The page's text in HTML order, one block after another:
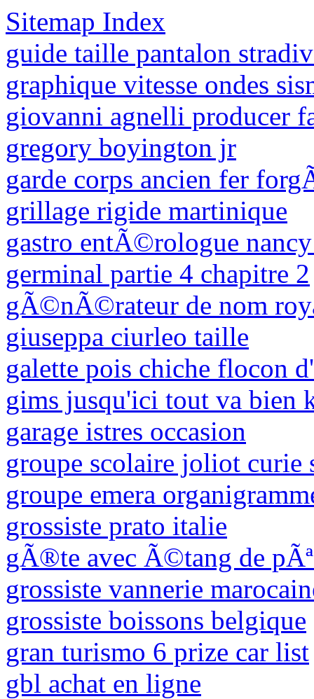
Sitemap Index
guide taille pantalon
graphique vitesse ondes
giovanni agnelli producer
gregory boyington jr
garde corps ancien fer
grillage rigide martinique
gastro entÃ©rologue
germinal partie 4 chapitre 2
gÃ©nÃ©rateur de nom
giuseppa ciurleo taille
galette pois chiche flocon
gims jusqu'ici tout va bien
garage istres occasion
groupe scolaire joliot curie
groupe emera
grossiste prato italie
gÃ®te avec Ã©tang de
grossiste vannerie
grossiste boissons belgique
gran turismo 6 prize car list
gbl achat en ligne